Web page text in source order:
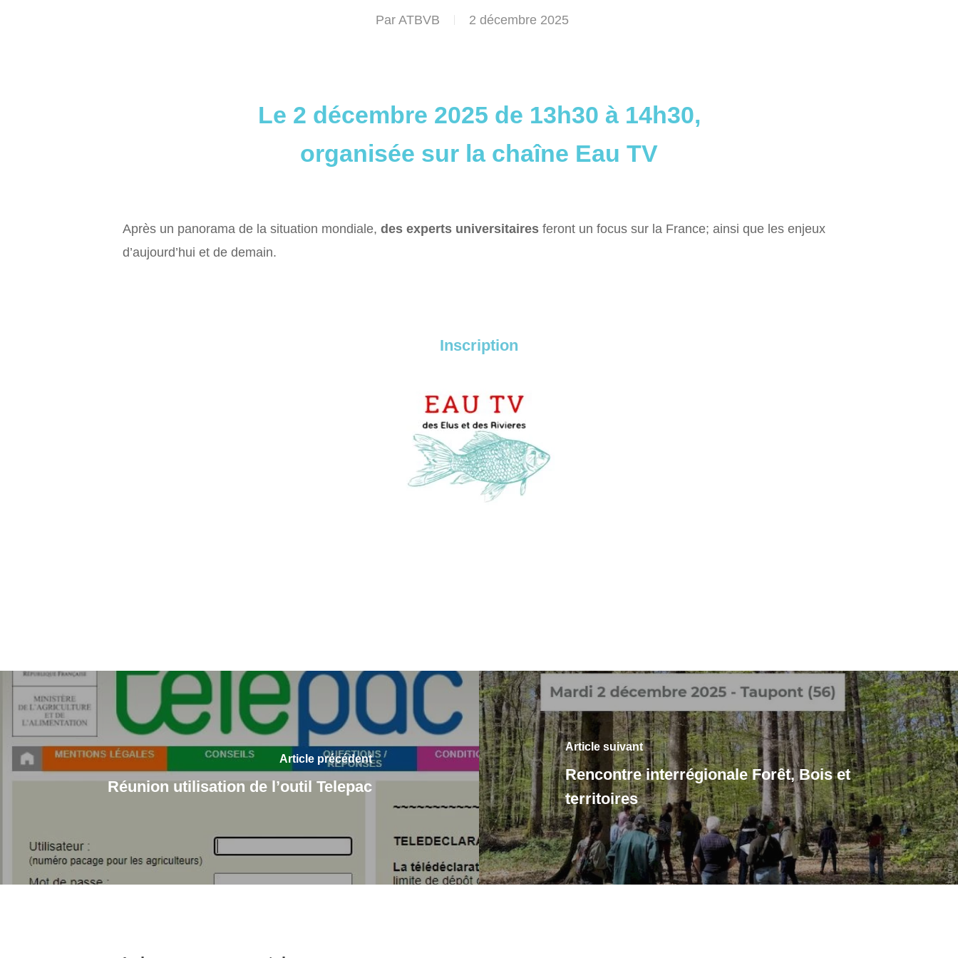
Par ATBVB 2 décembre 2025
Le 2 décembre 2025 de 13h30 à 14h30,
organisée sur la chaîne Eau TV
Après un panorama de la situation mondiale, des experts universitaires feront un focus sur la France; ainsi que les enjeux
d’aujourd’hui et de demain.
Inscription
Article précédent
Réunion utilisation de l’outil Telepac
Article suivant
Rencontre interrégionale Forêt, Bois et
territoires